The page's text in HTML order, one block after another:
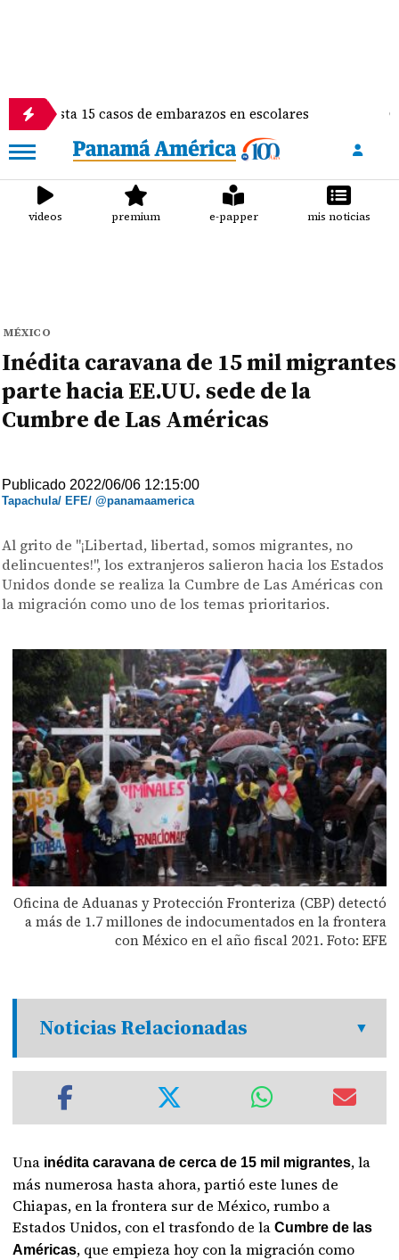
15 casos de embarazos en escolares
videos premium e-papper mis noticias
MÉXICO
Inédita caravana de 15 mil migrantes
parte hacia EE.UU. sede de la
Cumbre de Las Américas
Publicado 2022/06/06 12:15:00
Tapachula/ EFE/ @panamaamerica
Al grito de "¡Libertad, libertad, somos migrantes, no
delincuentes!", los extranjeros salieron hacia los Estados
Unidos donde se realiza la Cumbre de Las Américas con
la migración como uno de los temas prioritarios.
Oficina de Aduanas y Protección Fronteriza (CBP) detectó
a más de 1.7 millones de indocumentados en la frontera
con México en el año fiscal 2021. Foto: EFE
Noticias Relacionadas
Una inédita caravana de cerca de 15 mil migrantes, la
más numerosa hasta ahora, partió este lunes de
Chiapas, en la frontera sur de México, rumbo a
Estados Unidos, con el trasfondo de laCumbre de las
Américas, que empieza hoy con la migración como